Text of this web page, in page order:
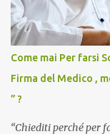
Come mai Per farsi
Firma del Medico ,
” ?
“Chiediti perché per